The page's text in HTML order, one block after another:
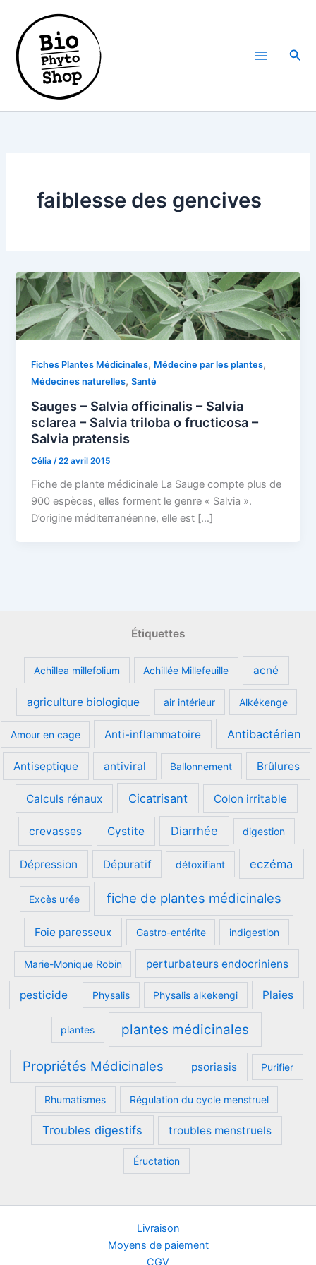
contenu
faiblesse des gencives
Fiches Plantes Médicinales, Médecine par les plantes,
Médecines naturelles,Santé
Sauges – Salvia officinalis – Salvia
sclarea – Salvia triloba o fructicosa –
Salvia pratensis
Célia/22 avril 2015
Fiche de plante médicinale La Sauge compte plus de
900 espèces, elles forment le genre « Salvia ».
D’origine méditerranéenne, elle est […]
Étiquettes
Achillea millefolium Achillée Millefeuille acné
agriculture biologique air intérieur Alkékenge
Amour en cage Anti-inflammatoire Antibactérien
Antiseptique antiviral Ballonnement Brûlures
Calculs rénaux Cicatrisant Colon irritable
crevasses Cystite Diarrhée digestion
Dépression Dépuratif détoxifiant eczéma
Excès urée fiche de plantes médicinales
Foie paresseux Gastro-entérite indigestion
Marie-Monique Robin perturbateurs endocriniens
pesticide Physalis Physalis alkekengi Plaies
plantes plantes médicinales
Propriétés Médicinales psoriasis Purifier
Rhumatismes Régulation du cycle menstruel
Troubles digestifs troubles menstruels
Éructation
Livraison
Moyens de paiement
CGV